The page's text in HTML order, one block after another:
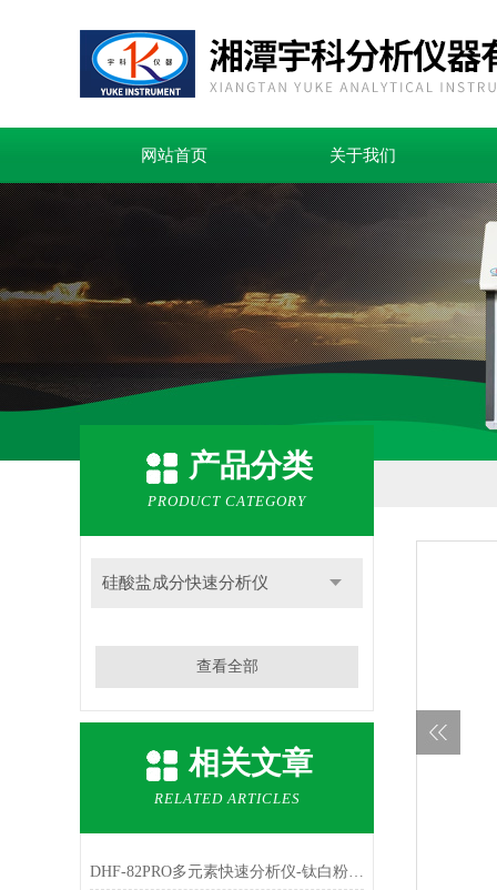
网站首页 关于我们
产品分类
PRODUCT CATEGORY
硅酸盐成分快速分析仪
查看全部
相关文章
RELATED ARTICLES
DHF-82PRO多元素快速分析仪-钛白粉、金红石中主成份TiO2的测定